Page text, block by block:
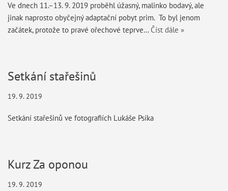
Ve dnech 11.–13. 9. 2019 proběhl úžasný, malinko bodavý, ale
jinak naprosto obyčejný adaptační pobyt prim. To byl jenom
začátek, protože to pravé ořechové teprve… Číst dále »
Setkání stařešinů
19. 9. 2019
Setkání stařešinů ve fotografiích Lukáše Psíka
Kurz Za oponou
19. 9. 2019